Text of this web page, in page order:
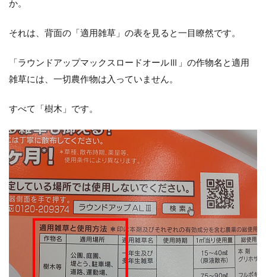
か。
それは、背面の「適用雑草」の表を見ると一目瞭然です。
「ラウンドアップマックスロードオールⅢ」の作物名と適用
雑草には、一切農作物は入っていません。
すべて「樹木」です。